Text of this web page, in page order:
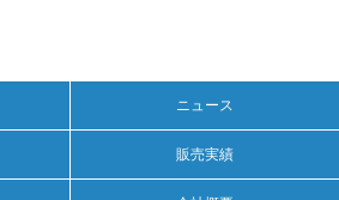
ニュース
販売実績